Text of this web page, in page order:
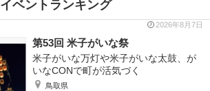
イベントランキング
2026年8月7日
第53回 米子がいな祭
米子がいな万灯や米子がいな太鼓、が
いなCONで町が活気づく
鳥取県